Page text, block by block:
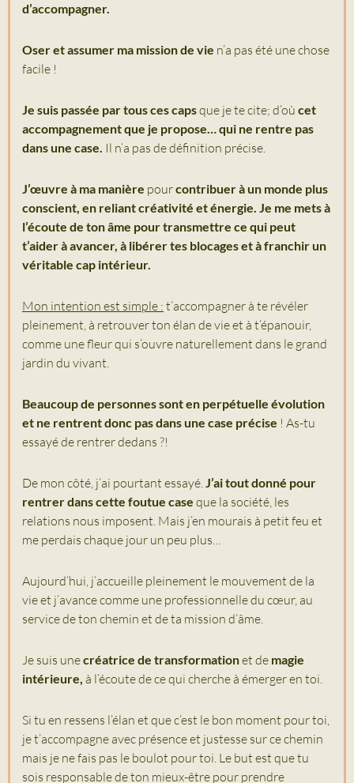
d’accompagner.
Oser et assumer ma mission de vie n’a pas été une chose
facile !
Je suis passée par tous ces capsque je te cite; d’où cet
accompagnement que je propose… qui ne rentre pas
dans une case. Il n’a pas de définition précise.
J’œuvre à ma manière pourcontribuer à un monde plus
conscient, en reliant créativité et énergie. Je me mets à
l’écoute de ton âme pour transmettre ce qui peut
t’aider à avancer, à libérer tes blocages et à franchir un
véritable cap intérieur.
Mon intention est simple : t’accompagner à te révéler
pleinement, à retrouver ton élan de vie et à t’épanouir,
comme une fleur qui s’ouvre naturellement dans le grand
jardin du vivant.
Beaucoup de personnes sont en perpétuelle évolution
et ne rentrent donc pas dans une case précise ! As-tu
essayé de rentrer dedans ?!
De mon côté, j’ai pourtant essayé.J’ai tout donné pour
rentrer dans cette foutue case que la société, les
relations nous imposent. Mais j’en mourais à petit feu et
me perdais chaque jour un peu plus…
Aujourd’hui, j’accueille pleinement le mouvement de la
vie et j’avance comme une professionnelle du cœur, au
service de ton chemin et de ta mission d’âme.
Je suis unecréatrice de transformationet de magie
intérieure, à l’écoute de ce qui cherche à émerger en toi.
Si tu en ressens l’élan et que c’est le bon moment pour toi,
je t’accompagne avec présence et justesse sur ce chemin
mais je ne fais pas le boulot pour toi. Le but est que tu
sois responsable de ton mieux-être pour prendre